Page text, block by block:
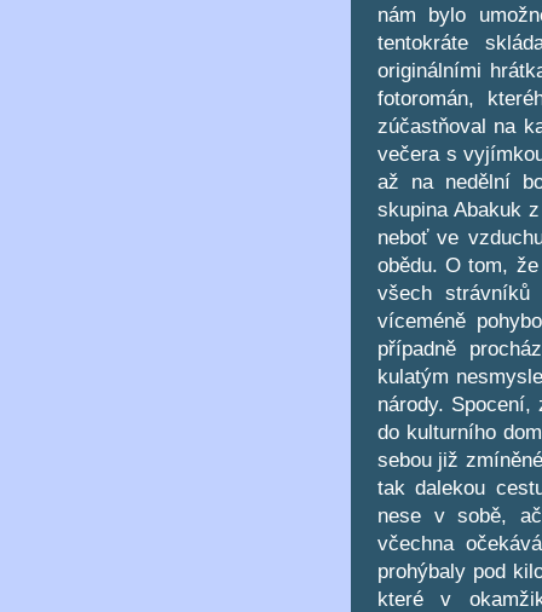
nám bylo
tentokráte
originálními
fotoromán,
zúčastňoval na
večera s
až na nedělní
skupina Abakuk
neboť ve
obědu. O tom,
všech
víceméně
případně
kulatým
národy.
do kulturního
sebou již
tak dalekou
nese v sobě,
včechna
prohýbaly pod
které v